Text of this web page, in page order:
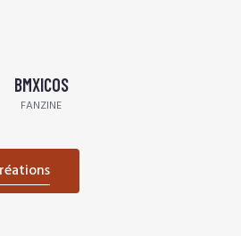
BMXICOS
FANZINE